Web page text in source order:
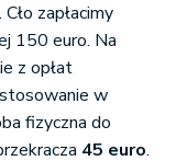
zapłacimy
150 euro. Na
z opłat
w
fizyczna do
45 euro.